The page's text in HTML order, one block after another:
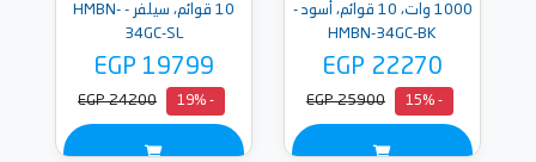
1000 وات، 10 قوائم، أسود -
HMBN-34GC-BK
EGP 22270
- 15%
EGP 25900
10 قوائم، سيلفر - HMBN-
34GC-SL
EGP 19799
- 19%
EGP 24200